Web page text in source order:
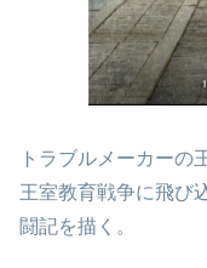
トラブルメーカーの
王室教育戦争に飛び
闘記を描く。